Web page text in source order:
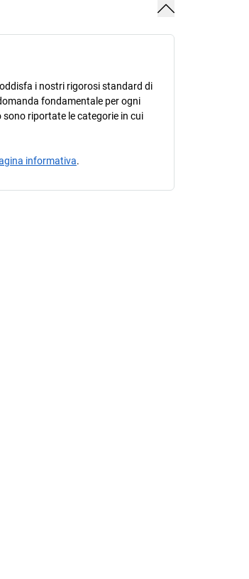
i nostri rigorosi standard di
fondamentale per ogni
riportate le categorie in cui
informativa.